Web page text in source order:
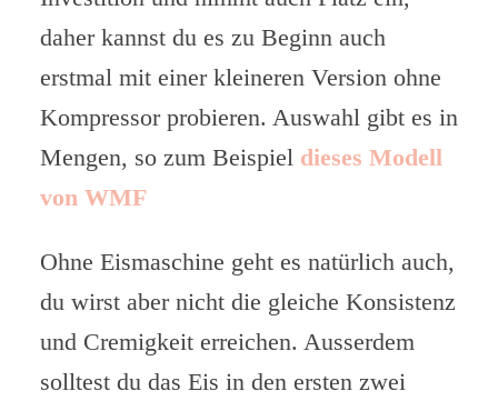
daher kannst du es zu Beginn auch
erstmal mit einer kleineren Version ohne
Kompressor probieren. Auswahl gibt es in
Mengen, so zum Beispiel dieses Modell
von WMF
Ohne Eismaschine geht es natürlich auch,
du wirst aber nicht die gleiche Konsistenz
und Cremigkeit erreichen. Ausserdem
solltest du das Eis in den ersten zwei